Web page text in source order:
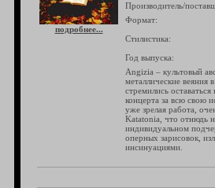
подробнее...
Производитель/
Формат:
Стилистика:
Год выпуска:
Angizia – культовый
металлические веяния
стремились
концерта за всю свою
уже зрелая работа,
Katatonia, что отнюдь
индивидуальном
оперных зарисовок,
инсинуациями.